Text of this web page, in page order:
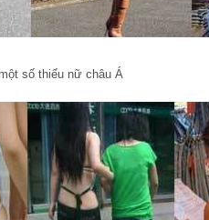
số thiếu nữ châu Á